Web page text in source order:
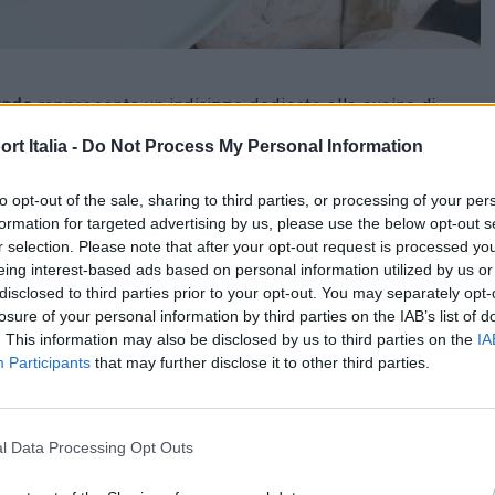
Italia - Do Not Process My Personal Information
opt-out of the sale, sharing to third parties, or processing of your
for targeted advertising by us, please use the below opt-out
selection. Please note that after your opt-out request is processed
interest-based ads based on personal information utilized by us
to third parties prior to your opt-out. You may separately
of your personal information by third parties on the IAB’s list of
This information may also be disclosed by us to third parties on the
Participants that may further disclose it to other third parties.
Data Processing Opt Outs
rappresenta un indirizzo dedicato alla cucina di
il ristorante propone un’interpretazione
ispirati alla cucina costiera e una proposta costruita
locale ruota intorno alla condivisione e alla
piatti da portare al centro della tavola e
il filo conduttore di un’esperienza che richiama il
centro storico di Firenze. La stessa filosofia
a Forte dei Marmi, dove il contesto naturale offrirà
del progetto gastronomico.
Onde ad Alpemare